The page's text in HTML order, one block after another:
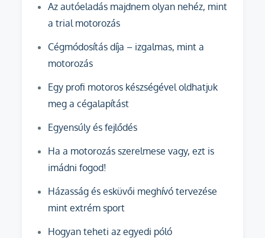
Az autóeladás majdnem olyan nehéz, mint
a trial motorozás
Cégmódosítás díja – izgalmas, mint a
motorozás
Egy profi motoros készségével oldhatjuk
meg a cégalapítást
Egyensúly és fejlődés
Ha a motorozás szerelmese vagy, ezt is
imádni fogod!
Házasság és esküvői meghívó tervezése
mint extrém sport
Hogyan teheti az egyedi póló